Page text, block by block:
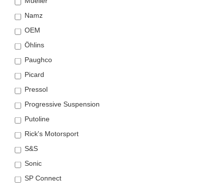
Namz
OEM
Öhlins
Paughco
Picard
Pressol
Progressive Suspension
Putoline
Rick's Motorsport
S&S
Sonic
SP Connect